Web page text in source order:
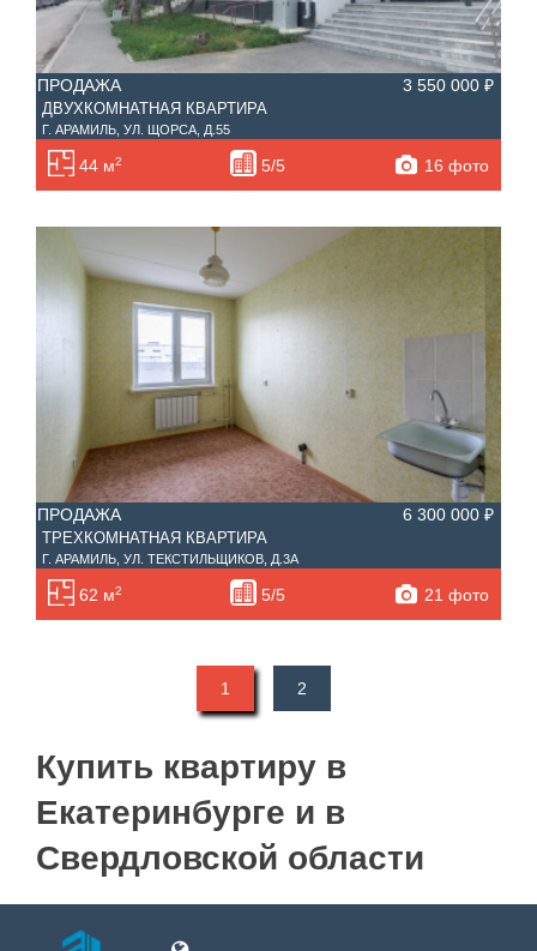
ПРОДАЖА 3 550 000 ₽
ДВУХКОМНАТНАЯ КВАРТИРА
Г. АРАМИЛЬ, УЛ. ЩОРСА, Д.55
44 м2 5/5 16 фото
ПРОДАЖА 6 300 000 ₽
ТРЕХКОМНАТНАЯ КВАРТИРА
Г. АРАМИЛЬ, УЛ. ТЕКСТИЛЬЩИКОВ, Д.3А
62 м2 5/5 21 фото
1 2
Купить квартиру в
Екатеринбурге и в
Свердловской области